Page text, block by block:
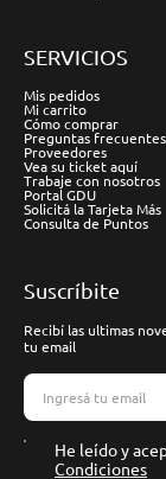
SERVICIOS
Mis pedidos
Mi carrito
Cómo comprar
Preguntas frecuentes
Proveedores
Vea su ticket aquí
Trabaje con nosotros
Portal GDU
Solicitá la Tarjeta Más
Consulta de Puntos
Suscríbite
Recibí las ultimas
tu email
He leído y
Condiciones